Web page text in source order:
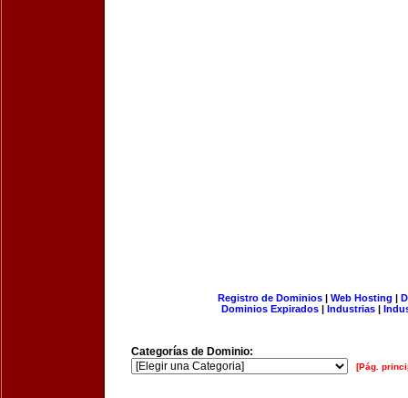
Registro de Dominios| Web Hosting |
Dominios Expirados | Industrias |
Categorías de Dominio:
[Pág.